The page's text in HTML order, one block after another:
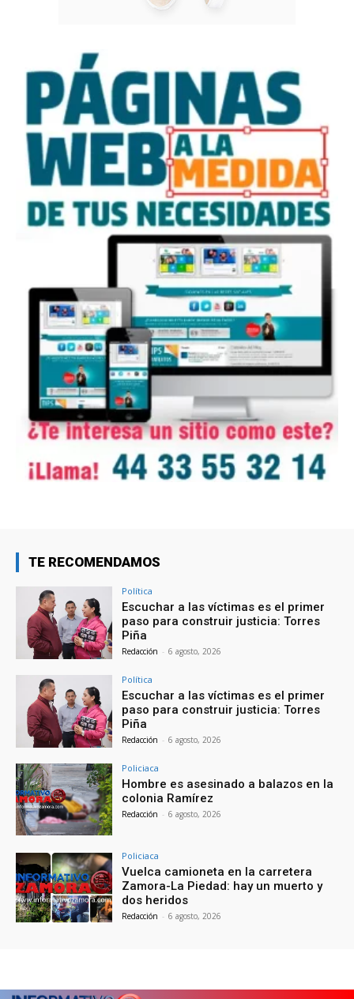
TE RECOMENDAMOS
Política
Escuchar a las víctimas es el primer
paso para construir justicia: Torres
Piña
Redacción - 6 agosto, 2026
Política
Escuchar a las víctimas es el primer
paso para construir justicia: Torres
Piña
Redacción - 6 agosto, 2026
Policiaca
Hombre es asesinado a balazos en la
colonia Ramírez
Redacción - 6 agosto, 2026
Policiaca
Vuelca camioneta en la carretera
Zamora-La Piedad: hay un muerto y
dos heridos
Redacción - 6 agosto, 2026